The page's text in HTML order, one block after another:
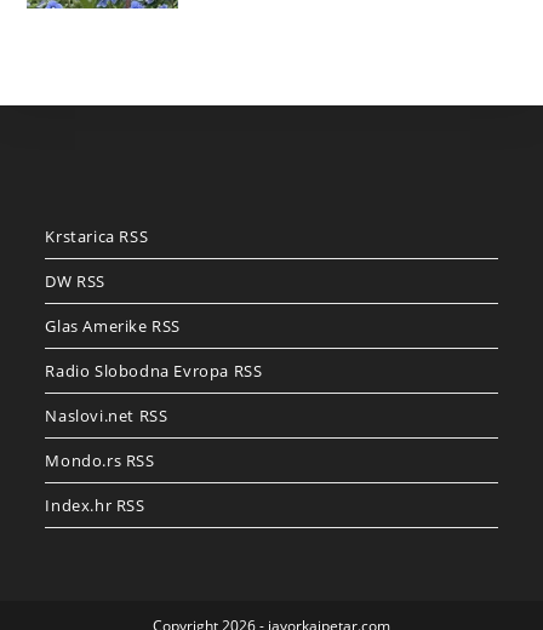
Krstarica RSS
DW RSS
Glas Amerike RSS
Radio Slobodna Evropa RSS
Naslovi.net RSS
Mondo.rs RSS
Index.hr RSS